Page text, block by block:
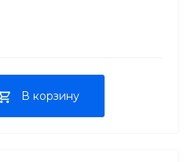
В корзину